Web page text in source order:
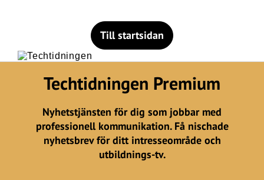
Till startsidan
Techtidningen Premium
Nyhetstjänsten för dig som jobbar med
professionell kommunikation. Få nischade
nyhetsbrev för ditt intresseområde och
utbildnings-tv.